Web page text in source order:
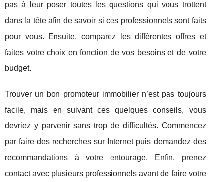
pas à leur poser toutes les questions qui vous trottent
dans la tête afin de savoir si ces professionnels sont faits
pour vous. Ensuite, comparez les différentes offres et
faites votre choix en fonction de vos besoins et de votre
budget.
Trouver un bon promoteur immobilier n’est pas toujours
facile, mais en suivant ces quelques conseils, vous
devriez y parvenir sans trop de difficultés. Commencez
par faire des recherches sur Internet puis demandez des
recommandations à votre entourage. Enfin, prenez
contact avec plusieurs professionnels avant de faire votre